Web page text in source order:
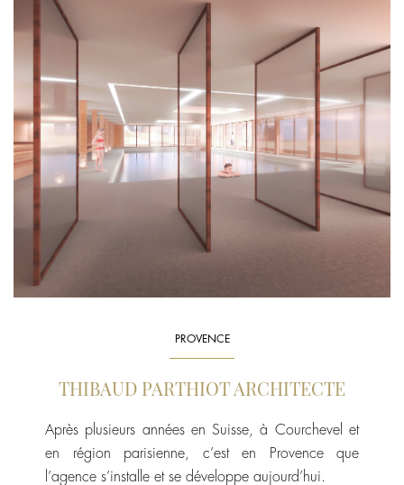
PROVENCE
THIBAUD PARTHIOT ARCHITECTE
Après plusieurs années en Suisse, à Courchevel et
en région parisienne, c’est en Provence que
l’agence s’installe et se développe aujourd’hui.